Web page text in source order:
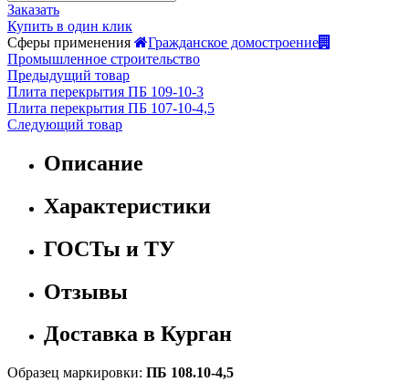
Заказать
Купить в один клик
Сферы применения
Гражданское домостроение
Промышленное строительство
Предыдущий товар
Плита перекрытия ПБ 109-10-3
Плита перекрытия ПБ 107-10-4,5
Следующий товар
Описание
Характеристики
ГОСТы и ТУ
Отзывы
Доставка в Курган
Образец маркировки: ПБ 108.10-4,5